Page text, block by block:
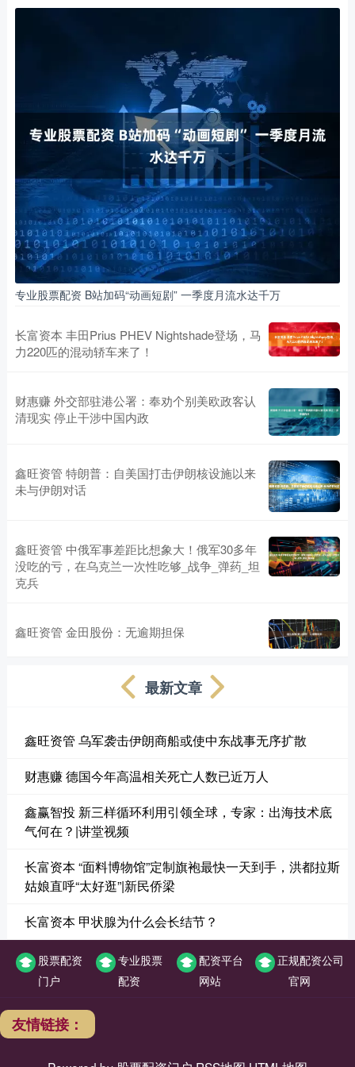
专业股票配资 B站加码“动画短剧” 一季度月流水达千万
长富资本 丰田Prius PHEV Nightshade登场，马
力220匹的混动轿车来了！
财惠赚 外交部驻港公署：奉劝个别美欧政客认
清现实 停止干涉中国内政
鑫旺资管 特朗普：自美国打击伊朗核设施以来
未与伊朗对话
鑫旺资管 中俄军事差距比想象大！俄军30多年
没吃的亏，在乌克兰一次性吃够_战争_弹药_坦
克兵
鑫旺资管 金田股份：无逾期担保
最新文章
鑫旺资管 乌军袭击伊朗商船或使中东战事无序扩散
财惠赚 德国今年高温相关死亡人数已近万人
鑫赢智投 新三样循环利用引领全球，专家：出海技术底
气何在？|讲堂视频
长富资本 “面料博物馆”定制旗袍最快一天到手，洪都拉斯
姑娘直呼“太好逛”|新民侨梁
长富资本 甲状腺为什么会长结节？
股票配资
门户
专业股票
配资
配资平台
网站
正规配资公司
官网
友情链接：